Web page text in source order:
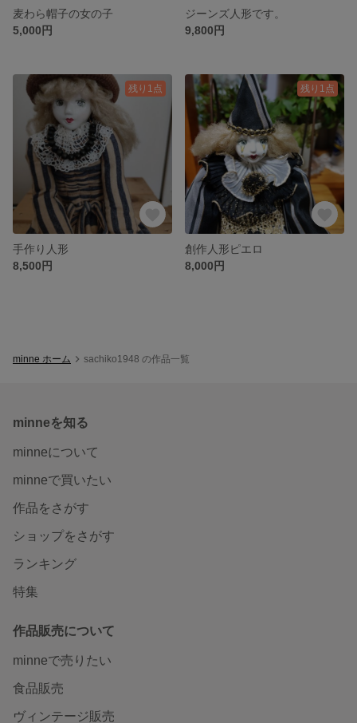
麦わら帽子の女の子
5,000円
ジーンズ人形です。
9,800円
残り1点
手作り人形
8,500円
残り1点
創作人形ピエロ
8,000円
minne ホーム sachiko1948 の作品一覧
minneを知る
minneについて
minneで買いたい
作品をさがす
ショップをさがす
ランキング
特集
作品販売について
minneで売りたい
食品販売
ヴィンテージ販売